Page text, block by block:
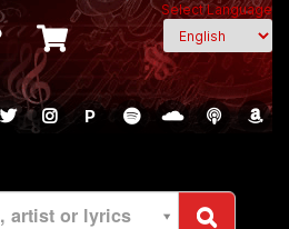
Select Language
P
artist or lyrics